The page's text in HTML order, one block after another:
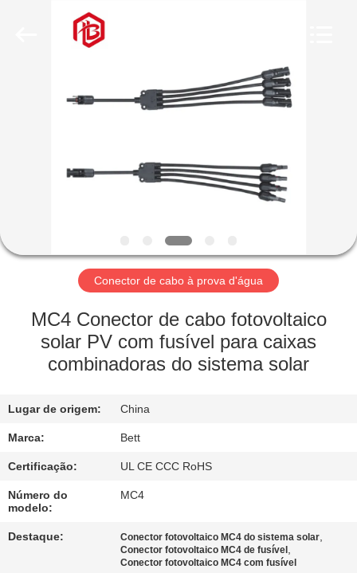
SOBRE
EXCURSÃO
FÁBRICA
CONTROLE
QUALIDADE
MAPA
DO
SITE
Conector de cabo à prova d'água
MC4 Conector de cabo fotovoltaico
solar PV com fusível para caixas
combinadoras do sistema solar
Lugar de origem: China
Marca: Bett
Certificação: UL CE CCC RoHS
Número do
modelo:
MC4
Destaque: Conector fotovoltaico MC4 do sistema solar,
Conector fotovoltaico MC4 de fusível ,
Conector fotovoltaico MC4 com fusível